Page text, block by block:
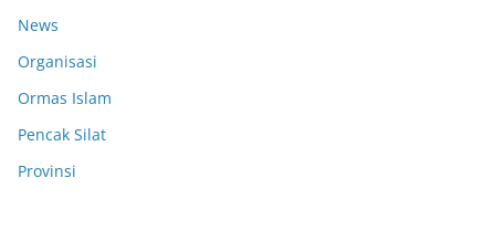
News
Organisasi
Ormas Islam
Pencak Silat
Provinsi